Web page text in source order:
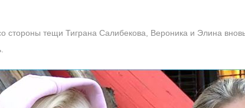
стороны тещи Тиграна Салибекова, Вероника и Элина